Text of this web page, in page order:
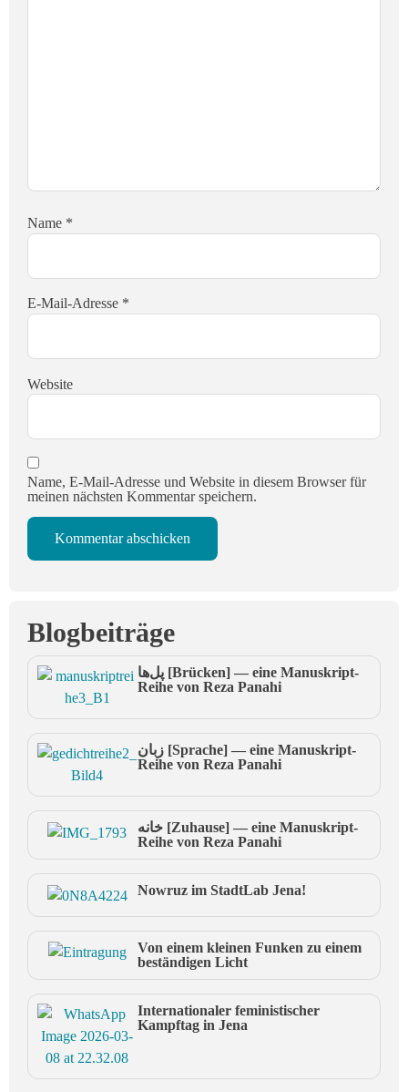
Name *
E-Mail-Adresse *
Website
Name, E-Mail-Adresse und Website in diesem Browser für
meinen nächsten Kommentar speichern.
Blogbeiträge
پل‌ها [Brücken] — eine Manuskript-
Reihe von Reza Panahi
زبان [Sprache] — eine Manuskript-
Reihe von Reza Panahi
خانه [Zuhause] — eine Manuskript-
Reihe von Reza Panahi
Nowruz im StadtLab Jena!
Von einem kleinen Funken zu einem
beständigen Licht
Internationaler feministischer
Kampftag in Jena